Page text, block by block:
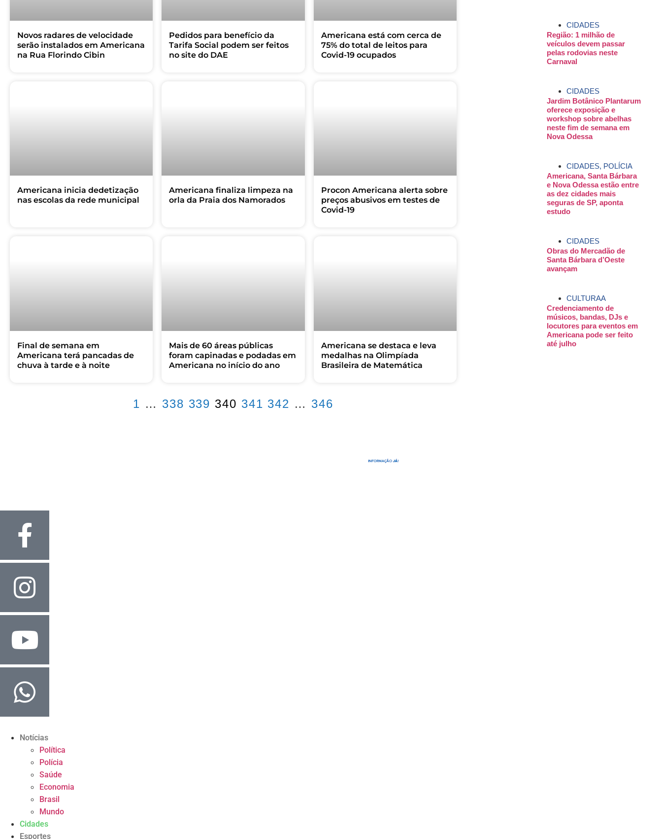
Novos radares de velocidade
serão instalados em Americana
na Rua Florindo Cibin
Pedidos para benefício da
Tarifa Social podem ser feitos
no site do DAE
Americana está com cerca de
75% do total de leitos para
Covid-19 ocupados
Americana inicia dedetização
nas escolas da rede municipal
Americana finaliza limpeza na
orla da Praia dos Namorados
Procon Americana alerta sobre
preços abusivos em testes de
Covid-19
Final de semana em
Americana terá pancadas de
chuva à tarde e à noite
Mais de 60 áreas públicas
foram capinadas e podadas em
Americana no início do ano
Americana se destaca e leva
medalhas na Olimpíada
Brasileira de Matemática
1 … 338 339 340 341 342 … 346
CIDADES
Região: 1 milhão de
veículos devem passar
pelas rodovias neste
Carnaval
CIDADES
Jardim Botânico Plantarum
oferece exposição e
workshop sobre abelhas
neste fim de semana em
Nova Odessa
CIDADES, POLÍCIA
Americana, Santa Bárbara
e Nova Odessa estão entre
as dez cidades mais
seguras de SP, aponta
estudo
CIDADES
Obras do Mercadão de
Santa Bárbara d’Oeste
avançam
CULTURAA
Credenciamento de
músicos, bandas, DJs e
locutores para eventos em
Americana pode ser feito
até julho
Notícias
Política
Polícia
Saúde
Economia
Brasil
Mundo
Cidades
Esportes